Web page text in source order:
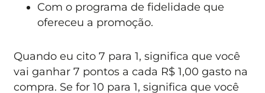
Com o programa de fidelidade que
ofereceu a promoção.
Quando eu cito 7 para 1, significa que você
vai ganhar 7 pontos a cada R$ 1,00 gasto na
compra. Se for 10 para 1, significa que você